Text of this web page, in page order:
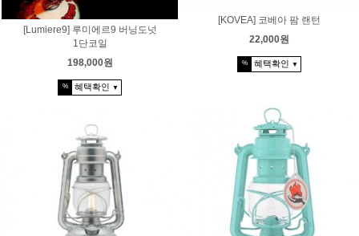
[Lumiere9] 루미에르9 버닝도넛
1단코일
198,000원
% 혜택확인 ▼
[KOVEA] 코베아 팜 랜턴
22,000원
% 혜택확인 ▼